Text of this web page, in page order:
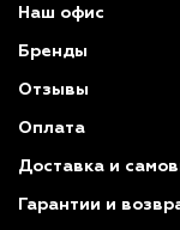
Наш офис
Бренды
Отзывы
Оплата
Доставка и
Гарантии и